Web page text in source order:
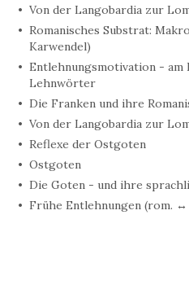
Von der Langobardia zur
Romanisches Substrat:
Karwendel)
Entlehnungsmotivation - am
Lehnwörter
Die Franken und ihre
Von der Langobardia zur
Reflexe der Ostgoten
Ostgoten
Die Goten - und ihre
Frühe Entlehnungen (rom. ↔